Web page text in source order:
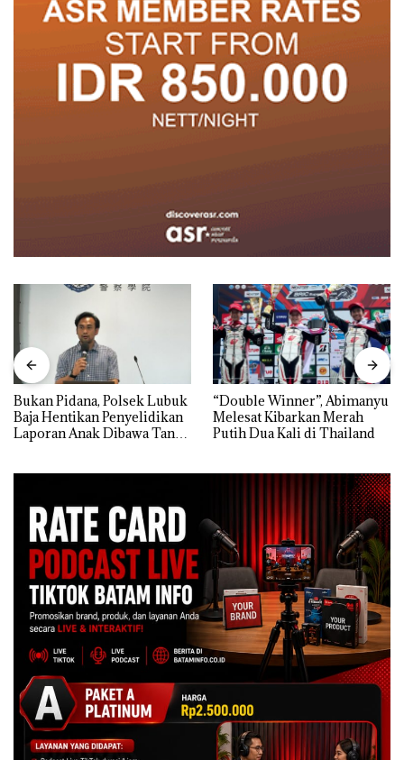
Bukan Pidana, Polsek Lubuk
Baja Hentikan Penyelidikan
Laporan Anak Dibawa Tanpa
“Double Winner”, Abimanyu
Melesat Kibarkan Merah
Putih Dua Kali di Thailand